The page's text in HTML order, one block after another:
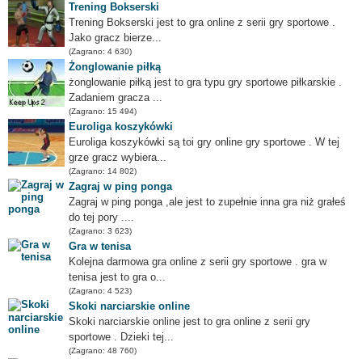
Trening Bokserski
Trening Bokserski jest to gra online z serii gry sportowe .
Jako gracz bierze...
(Zagrano: 4 630)
Żonglowanie piłką
żonglowanie piłką jest to gra typu gry sportowe piłkarskie .
Zadaniem gracza ...
(Zagrano: 15 494)
Euroliga koszykówki
Euroliga koszykówki są toi gry online gry sportowe . W tej
grze gracz wybiera...
(Zagrano: 14 802)
Zagraj w ping ponga
Zagraj w ping ponga ,ale jest to zupełnie inna gra niż grałeś
do tej pory ....
(Zagrano: 3 623)
Gra w tenisa
Kolejna darmowa gra online z serii gry sportowe . gra w
tenisa jest to gra o...
(Zagrano: 4 523)
Skoki narciarskie online
Skoki narciarskie online jest to gra online z serii gry
sportowe . Dzieki tej...
(Zagrano: 48 760)